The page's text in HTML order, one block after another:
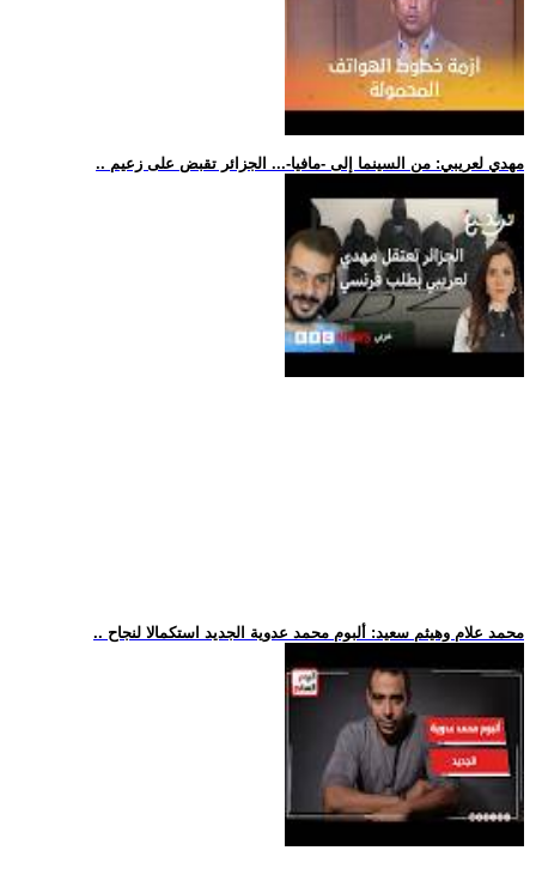
.. مهدي لعريبي: من السينما إلى -مافيا-... الجزائر تقبض على زعيم
.. محمد علام وهيثم سعيد: ألبوم محمد عدوية الجديد استكمالا لنجاح